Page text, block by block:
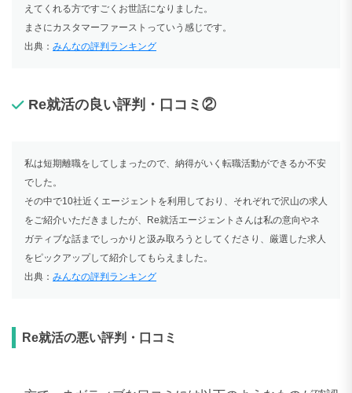
えてくれる方ですごくお世話になりました。
まさにカスタマーファーストっていう感じです。
出典： みんなの評判ランキング
Re就活の良い評判・口コミ②
私は短期離職をしてしまったので、納得がいく転職活動ができるか不安
でした。
その中で10社近くエージェントを利用しており、それぞれで沢山の求人
をご紹介いただきましたが、Re就活エージェントさんは私の意向やネ
ガティブな話までしっかりと汲み取ろうとしてくださり、厳選した求人
をピックアップして紹介してもらえました。
出典： みんなの評判ランキング
Re就活の悪い評判・口コミ